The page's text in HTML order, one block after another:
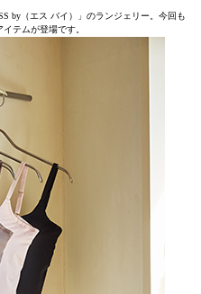
by（エス バイ）」のランジェリー。今回も
テムが登場です。